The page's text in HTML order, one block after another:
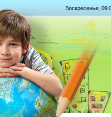
Воскресенье,